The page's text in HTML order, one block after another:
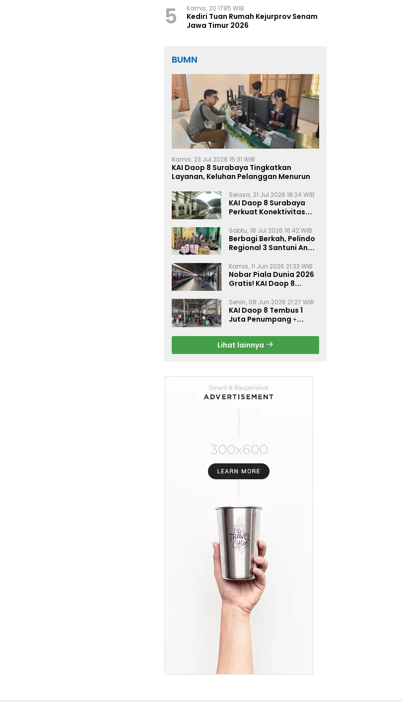
5 Kamis, 20 1785 WIB
Kediri Tuan Rumah Kejurprov Senam
Jawa Timur 2026
BUMN
Kamis, 23 Jul 2026 15:31 WIB
KAI Daop 8 Surabaya Tingkatkan
Layanan, Keluhan Pelanggan Menurun
Selasa, 21 Jul 2026 18:24 WIB
KAI Daop 8 Surabaya
Perkuat Konektivitas
Terintegrasi di Jawa
Timur
Sabtu, 18 Jul 2026 16:42 WIB
Berbagi Berkah, Pelindo
Regional 3 Santuni Anak
Kamis, 11 Jun 2026 21:33 WIB
Nobar Piala Dunia 2026
Gratis! KAI Daop 8
Besar di 5 Stasiun Ini
Senin, 08 Jun 2026 21:27 WIB
KAI Daop 8 Tembus 1
Juta Penumpang +
Sekolah
Lihat lainnya